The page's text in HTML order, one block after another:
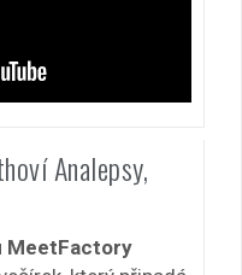
Analepsy,
MeetFactory